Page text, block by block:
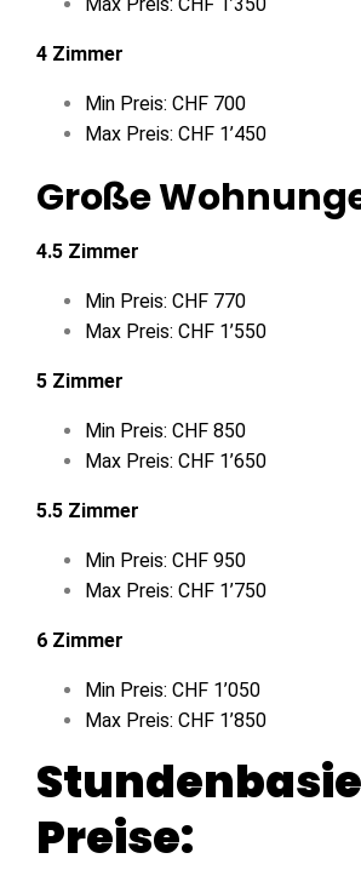
4 Zimmer
Min Preis: CHF 700
Max Preis: CHF 1’450
Große
4.5 Zimmer
Min Preis: CHF 770
Max Preis: CHF 1’550
5 Zimmer
Min Preis: CHF 850
Max Preis: CHF 1’650
5.5 Zimmer
Min Preis: CHF 950
Max Preis: CHF 1’750
6 Zimmer
Min Preis: CHF 1’050
Max Preis: CHF 1’850
Preise: